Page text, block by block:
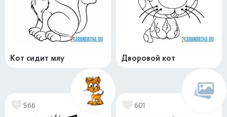
Кот сидит мяу Дворовой кот
566 601